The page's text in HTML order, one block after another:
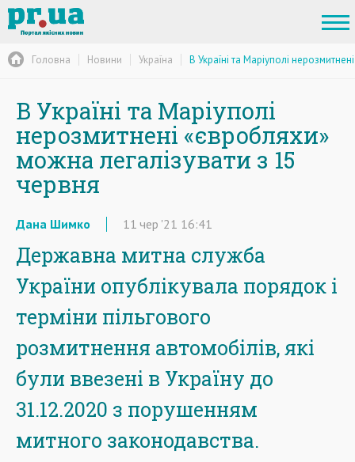
Головна Новини Україна В Україні та Маріуполі
В Україні та Маріуполі
нерозмитнені «євробляхи»
можна легалізувати з 15
червня
Дана Шимко 11 чер '21 16:41
Державна митна служба
України опублікувала порядок і
терміни пільгового
розмитнення автомобілів, які
були ввезені в Україну до
31.12.2020 з порушенням
митного законодавства.